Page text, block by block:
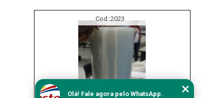
Cod.:2023
Olá! Fale agora pelo WhatsApp.